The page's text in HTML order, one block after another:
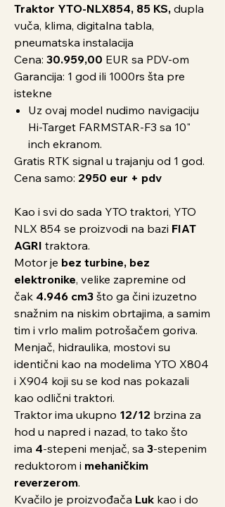
Traktor YTO-NLX854, 85 KS, dupla
vuča, klima, digitalna tabla,
pneumatska instalacija
Cena: 30.959,00 EUR sa PDV-om
Garancija: 1 god ili 1000rs šta pre
istekne
Uz ovaj model nudimo navigaciju
Hi-Target FARMSTAR-F3 sa 10"
inch ekranom.
Gratis RTK signal u trajanju od 1 god.
Cena samo: 2950 eur + pdv
Kao i svi do sada YTO traktori, YTO
NLX 854 se proizvodi na bazi FIAT
AGRI traktora.
Motor je bez turbine, bez
elektronike, velike zapremine od
čak 4.946 cm3 što ga čini izuzetno
snažnim na niskim obrtajima, a samim
tim i vrlo malim potrošačem goriva.
Menjač, hidraulika, mostovi su
identični kao na modelima YTO X804
i X904 koji su se kod nas pokazali
kao odlični traktori.
Traktor ima ukupno 12/12 brzina za
hod u napred i nazad, to tako što
ima 4-stepeni menjač, sa 3-stepenim
reduktorom i mehaničkim
reverzerom.
Kvačilo je proizvođača Luk kao i do